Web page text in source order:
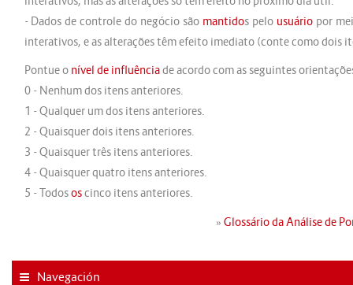
- Dados de controle do negócio são mantidos pelo usuáriopor
interativos, e as alterações têm efeito imediato (conte como dois
Pontue o nível de influênciade acordo com as seguintes
0 - Nenhum dos itens anteriores.
1 - Qualquer um dos itens anteriores.
2 - Quaisquer dois itens anteriores.
3 - Quaisquer três itens anteriores.
4 - Quaisquer quatro itens anteriores.
5 - Todososcinco itens anteriores.
» Glossário da Análise de
Navegación